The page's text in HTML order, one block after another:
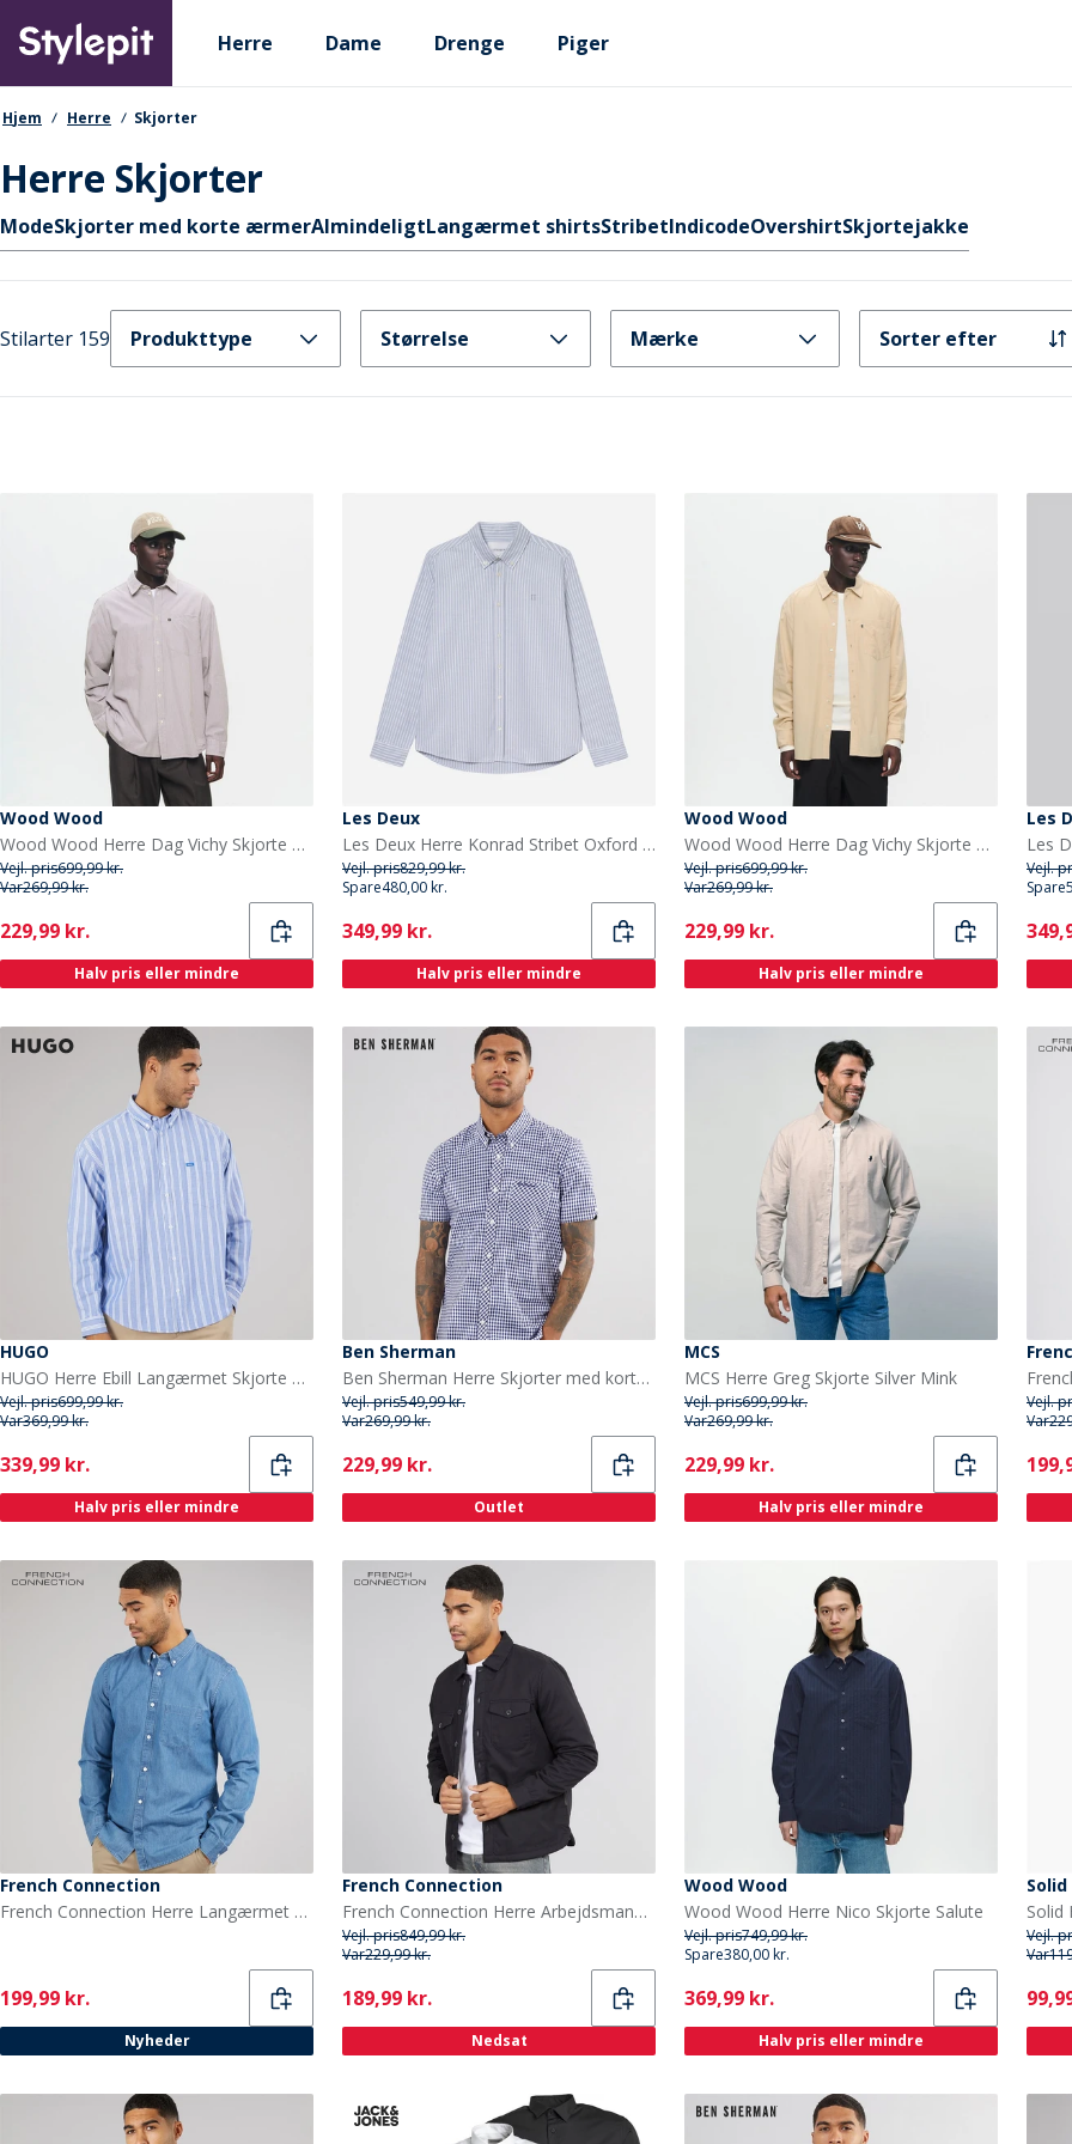
main
content
Primary departments
Herre Dame Drenge Piger
navigationssti
Hjem Herre Skjorter
Herre Skjorter
Hurtige links
ModeSkjorter med korte ærmerAlmindeligtLangærmet shirtsStribetIndicodeOvershirtSkjortejakke
Stilarter 159 Produkttype Størrelse Mærke Sorter efter
Wood Wood
Wood Wood Herre Dag Vichy Skjorte Ephemera
Vejl. pris699,99 kr.
Var269,99 kr.
Current
229,99 kr.
Halv pris eller mindre
Les Deux
Les Deux Herre Konrad Stribet Oxford Skjorte Allure
Vejl. pris829,99 kr.
Spare480,00 kr.
Current
349,99 kr.
Halv pris eller mindre
Wood Wood
Wood Wood Herre Dag Vichy Skjorte Curds & Whey
Vejl. pris699,99 kr.
Var269,99 kr.
Current
229,99 kr.
Halv pris eller mindre
Les
Vejl.
Spare
HUGO
HUGO Herre Ebill Langærmet Skjorte Open Blue
Vejl. pris699,99 kr.
Var369,99 kr.
Current
339,99 kr.
Halv pris eller mindre
Ben Sherman
Ben Sherman Herre Skjorter med korte ærmer Mørk Blå
Vejl. pris549,99 kr.
Var269,99 kr.
Current
229,99 kr.
Outlet
MCS
MCS Herre Greg Skjorte Silver Mink
Vejl. pris699,99 kr.
Var269,99 kr.
Current
229,99 kr.
Halv pris eller mindre
Vejl.
Var
French Connection
French Connection Herre Langærmet Denim Skjorte Mid Wash
Current
199,99 kr.
Nyheder
French Connection
French Connection Herre Arbejdsmand Borg Overshirt Marine
Vejl. pris849,99 kr.
Var229,99 kr.
Current
189,99 kr.
Nedsat
Wood Wood
Wood Wood Herre Nico Skjorte Salute
Vejl. pris749,99 kr.
Spare380,00 kr.
Current
369,99 kr.
Halv pris eller mindre
Solid
Vejl.
Var